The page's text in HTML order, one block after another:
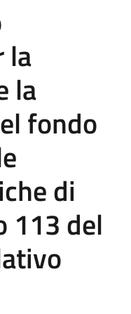
la
la
fondo
di
113 del